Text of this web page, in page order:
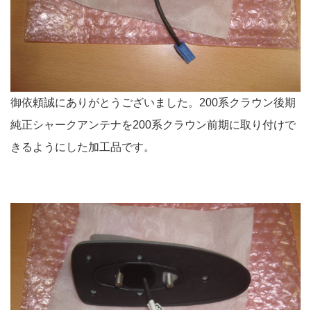
御依頼誠にありがとうございました。200系クラウン後期
純正シャークアンテナを200系クラウン前期に取り付けで
きるようにした加工品です。